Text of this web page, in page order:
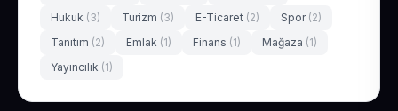
Hukuk (3) Turizm (3) E-Ticaret (2) Spor (2)
Tanıtım (2) Emlak (1) Finans (1) Mağaza (1)
Yayıncılık (1)